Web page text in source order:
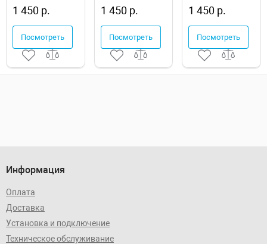
WT15GRF07R
Матовая
1 450 р.
Посмотреть
WT15LEN15R
Матовая
1 450 р.
Посмотреть
Nebraska
Graphite
WT15NBR25R
Матовая
1 450 р.
Посмотреть
Информация
Оплата
Доставка
Установка и подключение
Техническое обслуживание